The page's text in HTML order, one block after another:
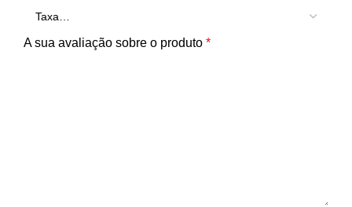
A sua avaliação sobre o produto *